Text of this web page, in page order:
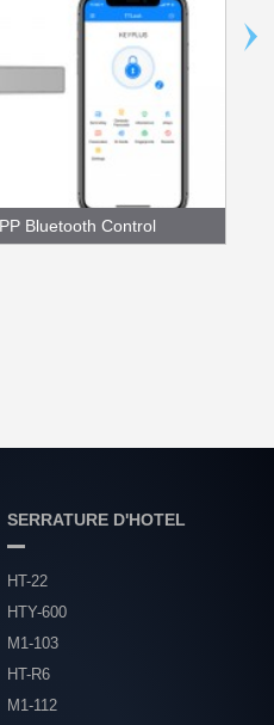
Bluetooth Control
SERRATURE D'HOTEL
HT-22
HTY-600
M1-103
HT-R6
M1-112